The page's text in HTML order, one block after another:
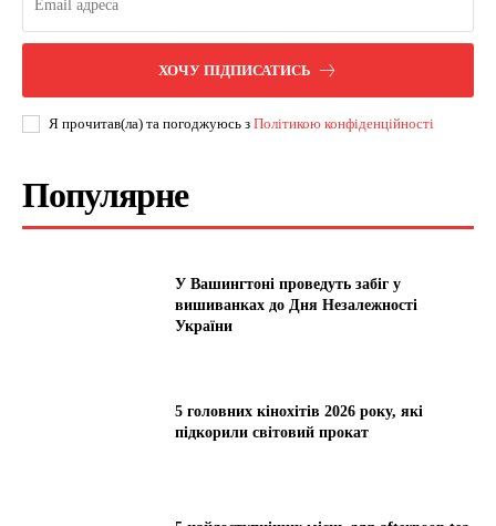
ХОЧУ ПІДПИСАТИСЬ
Я прочитав(ла) та погоджуюсь з Політикою конфіденційності
Популярне
У Вашингтоні проведуть забіг у
вишиванках до Дня Незалежності
України
5 головних кінохітів 2026 року, які
підкорили світовий прокат